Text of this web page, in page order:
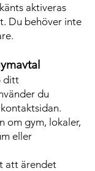
aktiveras
Du behöver inte
ditt
du
om gym, lokaler,
eller
att ärendet